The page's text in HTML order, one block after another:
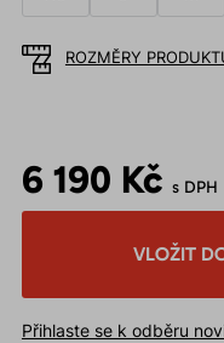
ROZMĚRY
6 190 Kč s DPH
VLOŽIT
Přihlaste se k odběru